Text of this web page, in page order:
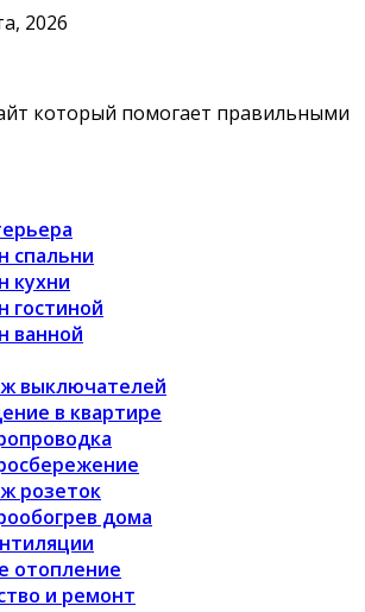
2026
который помогает правильными
спальни
кухни
гостиной
ванной
выключателей
в квартире
розеток
дома
отопление
и ремонт